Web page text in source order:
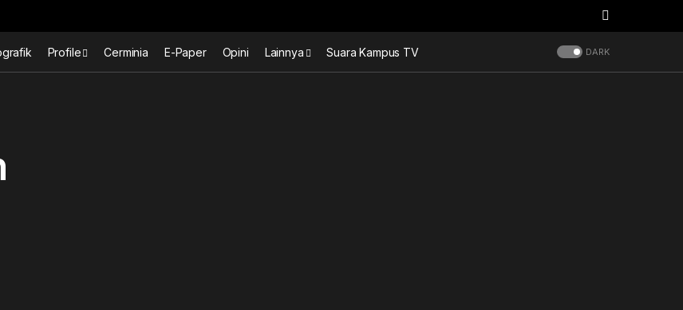
Profile Cerminia E-Paper Opini Lainnya Suara Kampus TV DARK